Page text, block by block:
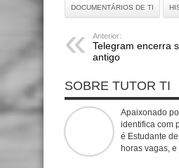
DOCUMENTÁRIOS DE TI
Anterior:
Telegram encerra
antigo
SOBRE TUTOR TI
Apaixonado
identifica com
é Estudante
horas vagas,